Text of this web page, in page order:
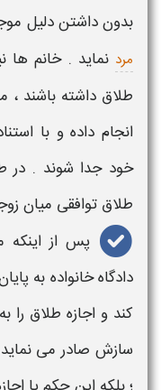
بدون داشتن دلیل
مرد نماید . خانم ها
طلاق داشته باشند ،
انجام داده و با
خود جدا شوند . در
طلاق توافقی میان
پس از اینکه
دادگاه خانواده به
کند و اجازه طلاق را
سازش صادر می نماید